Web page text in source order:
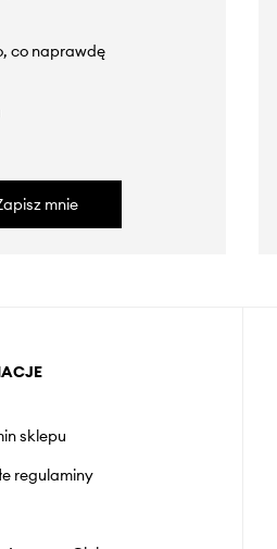
co naprawdę
mnie
sklepu
regulaminy